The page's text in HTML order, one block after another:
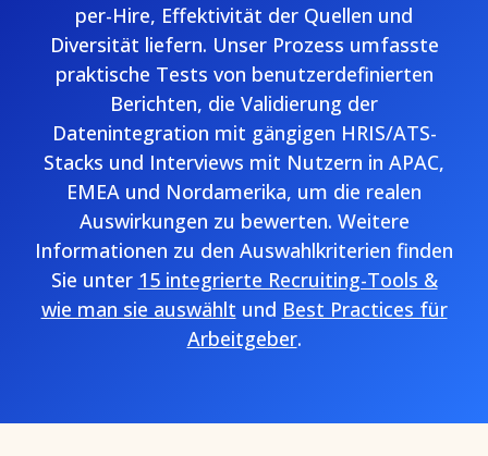
per-Hire, Effektivität der Quellen und
Diversität liefern. Unser Prozess umfasste
praktische Tests von benutzerdefinierten
Berichten, die Validierung der
Datenintegration mit gängigen HRIS/ATS-
Stacks und Interviews mit Nutzern in APAC,
EMEA und Nordamerika, um die realen
Auswirkungen zu bewerten. Weitere
Informationen zu den Auswahlkriterien finden
Sie unter 15 integrierte Recruiting-Tools &
wie man sie auswählt und Best Practices für
Arbeitgeber.